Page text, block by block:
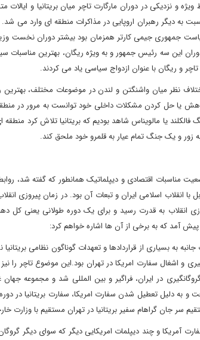
و نزدیکی در دوران مارگارت تاچر میان بریتانیا و ایالات
به دیگر رهبران اروپایی در مذاکرات منطقه ای وارد می
جمهوری جیمی کارتر همزمان بود بیشتر دوران نخست
این سه رئیس جمهور و به ویژه ریگان، بهترین
و ریگان با عنوان ازدواج سیاسی یاد می کردند.
نظر میان واشنگتن و لندن در موضوعات مختلف،
کاهش یا حل کردن مشکلات داخلی خود توانست به مرور در
یا مالویناس شاهد بودیم که بریتانیا تلاش کرد منطقه
به زور و یک جنگ تمام عیار به قلمرو خود ملحق کند.
مناسبات اقتصادی و دیپلماتیک همانطور که گفته شد،
انقلاب به قدرت رسید و برای یک دوره طولانی یعنی کل
آمد که به برخی از آن ها اشاره خواهم کرد:
به بسیاری از قراردادها و تعهدات گوناگون نظامی
و اشغال سفارت امریکا در تهران بود.این موضوع تاچر را نیز
در ایران، فراگیر و بین المللی شد و مجموعه جهان
و به دلیل تعطیل شدن سفارت امریکا، سفارت بریتانیا در
سر جان گراهام سفیر بریتانیا در تهران مستقیم با
آمریکا و چند دیپلمات امریکایی دیگر که سوای دیگر